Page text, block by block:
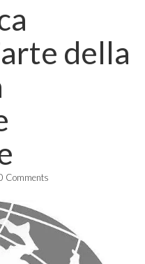
della
Comments